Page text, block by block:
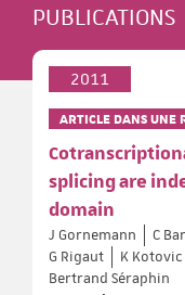
PUBLICATIONS
2011
ARTICLE DANS UNE
splicing are
domain
J Gornemann C
G Rigaut
K Kotovic
Bertrand Séraphin